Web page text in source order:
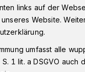
Silke
Branchen
mit dem
Darunter
Räucherei
links auf der
Website.
umfasst alle
1 lit. a DSGVO auch